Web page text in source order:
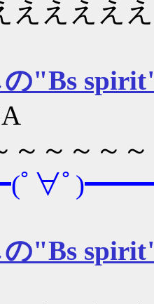
ええええ
の"Bs
～～～～
ﾟ∀ﾟ
の"Bs